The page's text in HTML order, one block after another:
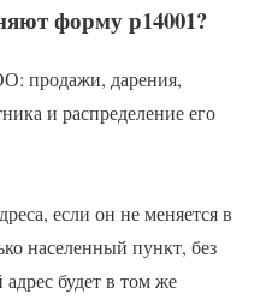
форму р14001?
продажи, дарения,
и распределение его
если он не меняется в
населенный пункт, без
будет в том же